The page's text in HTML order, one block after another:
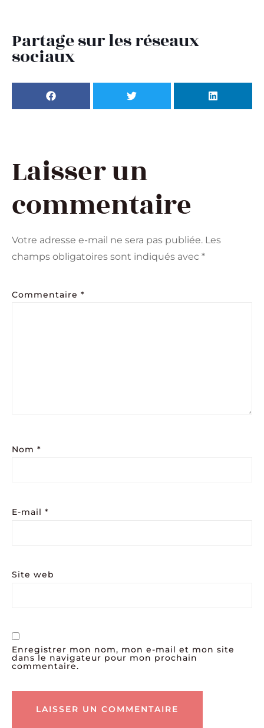
Partage sur les réseaux
sociaux
Laisser un
commentaire
Votre adresse e-mail ne sera pas publiée. Les
champs obligatoires sont indiqués avec *
Commentaire *
Nom *
E-mail *
Site web
Enregistrer mon nom, mon e-mail et mon site
dans le navigateur pour mon prochain
commentaire.